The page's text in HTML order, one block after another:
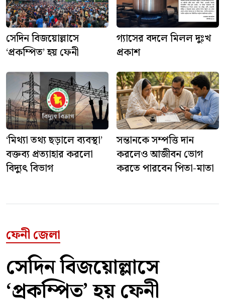
সেদিন বিজয়োল্লাসে
‘প্রকম্পিত’ হয় ফেনী
গ্যাসের বদলে মিলল দুঃখ
প্রকাশ
‘মিথ্যা তথ্য ছড়ালে ব্যবস্থা’
বক্তব্য প্রত্যাহার করলো
বিদ্যুৎ বিভাগ
সন্তানকে সম্পত্তি দান
করলেও আজীবন ভোগ
করতে পারবেন পিতা-মাতা
ফেনী জেলা
সেদিন বিজয়োল্লাসে
‘প্রকম্পিত’ হয় ফেনী